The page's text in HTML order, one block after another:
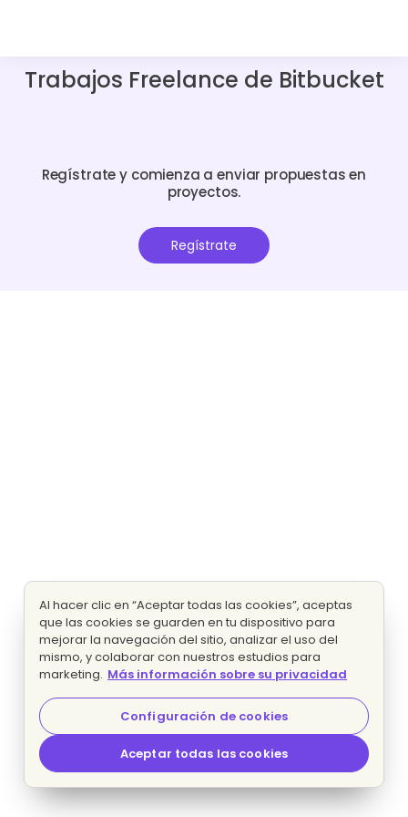
Trabajos Freelance de Bitbucket
Regístrate y comienza a enviar propuestas en
proyectos.
Regístrate
Al hacer clic en “Aceptar todas las cookies”, aceptas
que las cookies se guarden en tu dispositivo para
mejorar la navegación del sitio, analizar el uso del
mismo, y colaborar con nuestros estudios para
marketing. Más información sobre su privacidad
Configuración de cookies
Aceptar todas las cookies